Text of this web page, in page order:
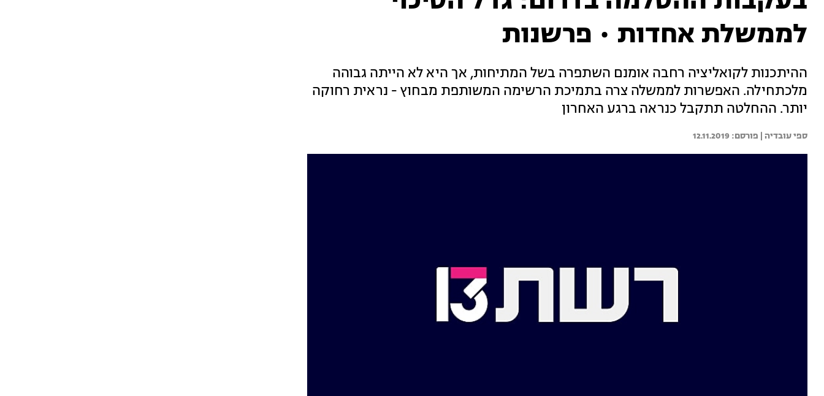
לממשלת אחדות • פרשנות
ההיתכנות לקואליציה רחבה אומנם השתפרה בשל המתיחות, אך היא לא הייתה גבוהה
מלכתחילה. האפשרות לממשלה צרה בתמיכת הרשימה המשותפת מבחוץ - נראית רחוקה
יותר. ההחלטה תתקבל כנראה ברגע האחרון
ספי עובדיה | 12.11.2019